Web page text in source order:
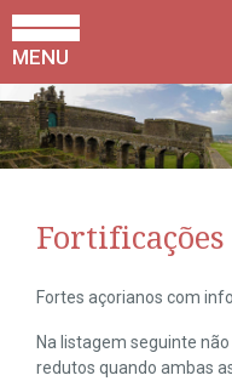
MENU
Fortificações
Fortes açorianos com
Na listagem seguinte
redutos quando ambas